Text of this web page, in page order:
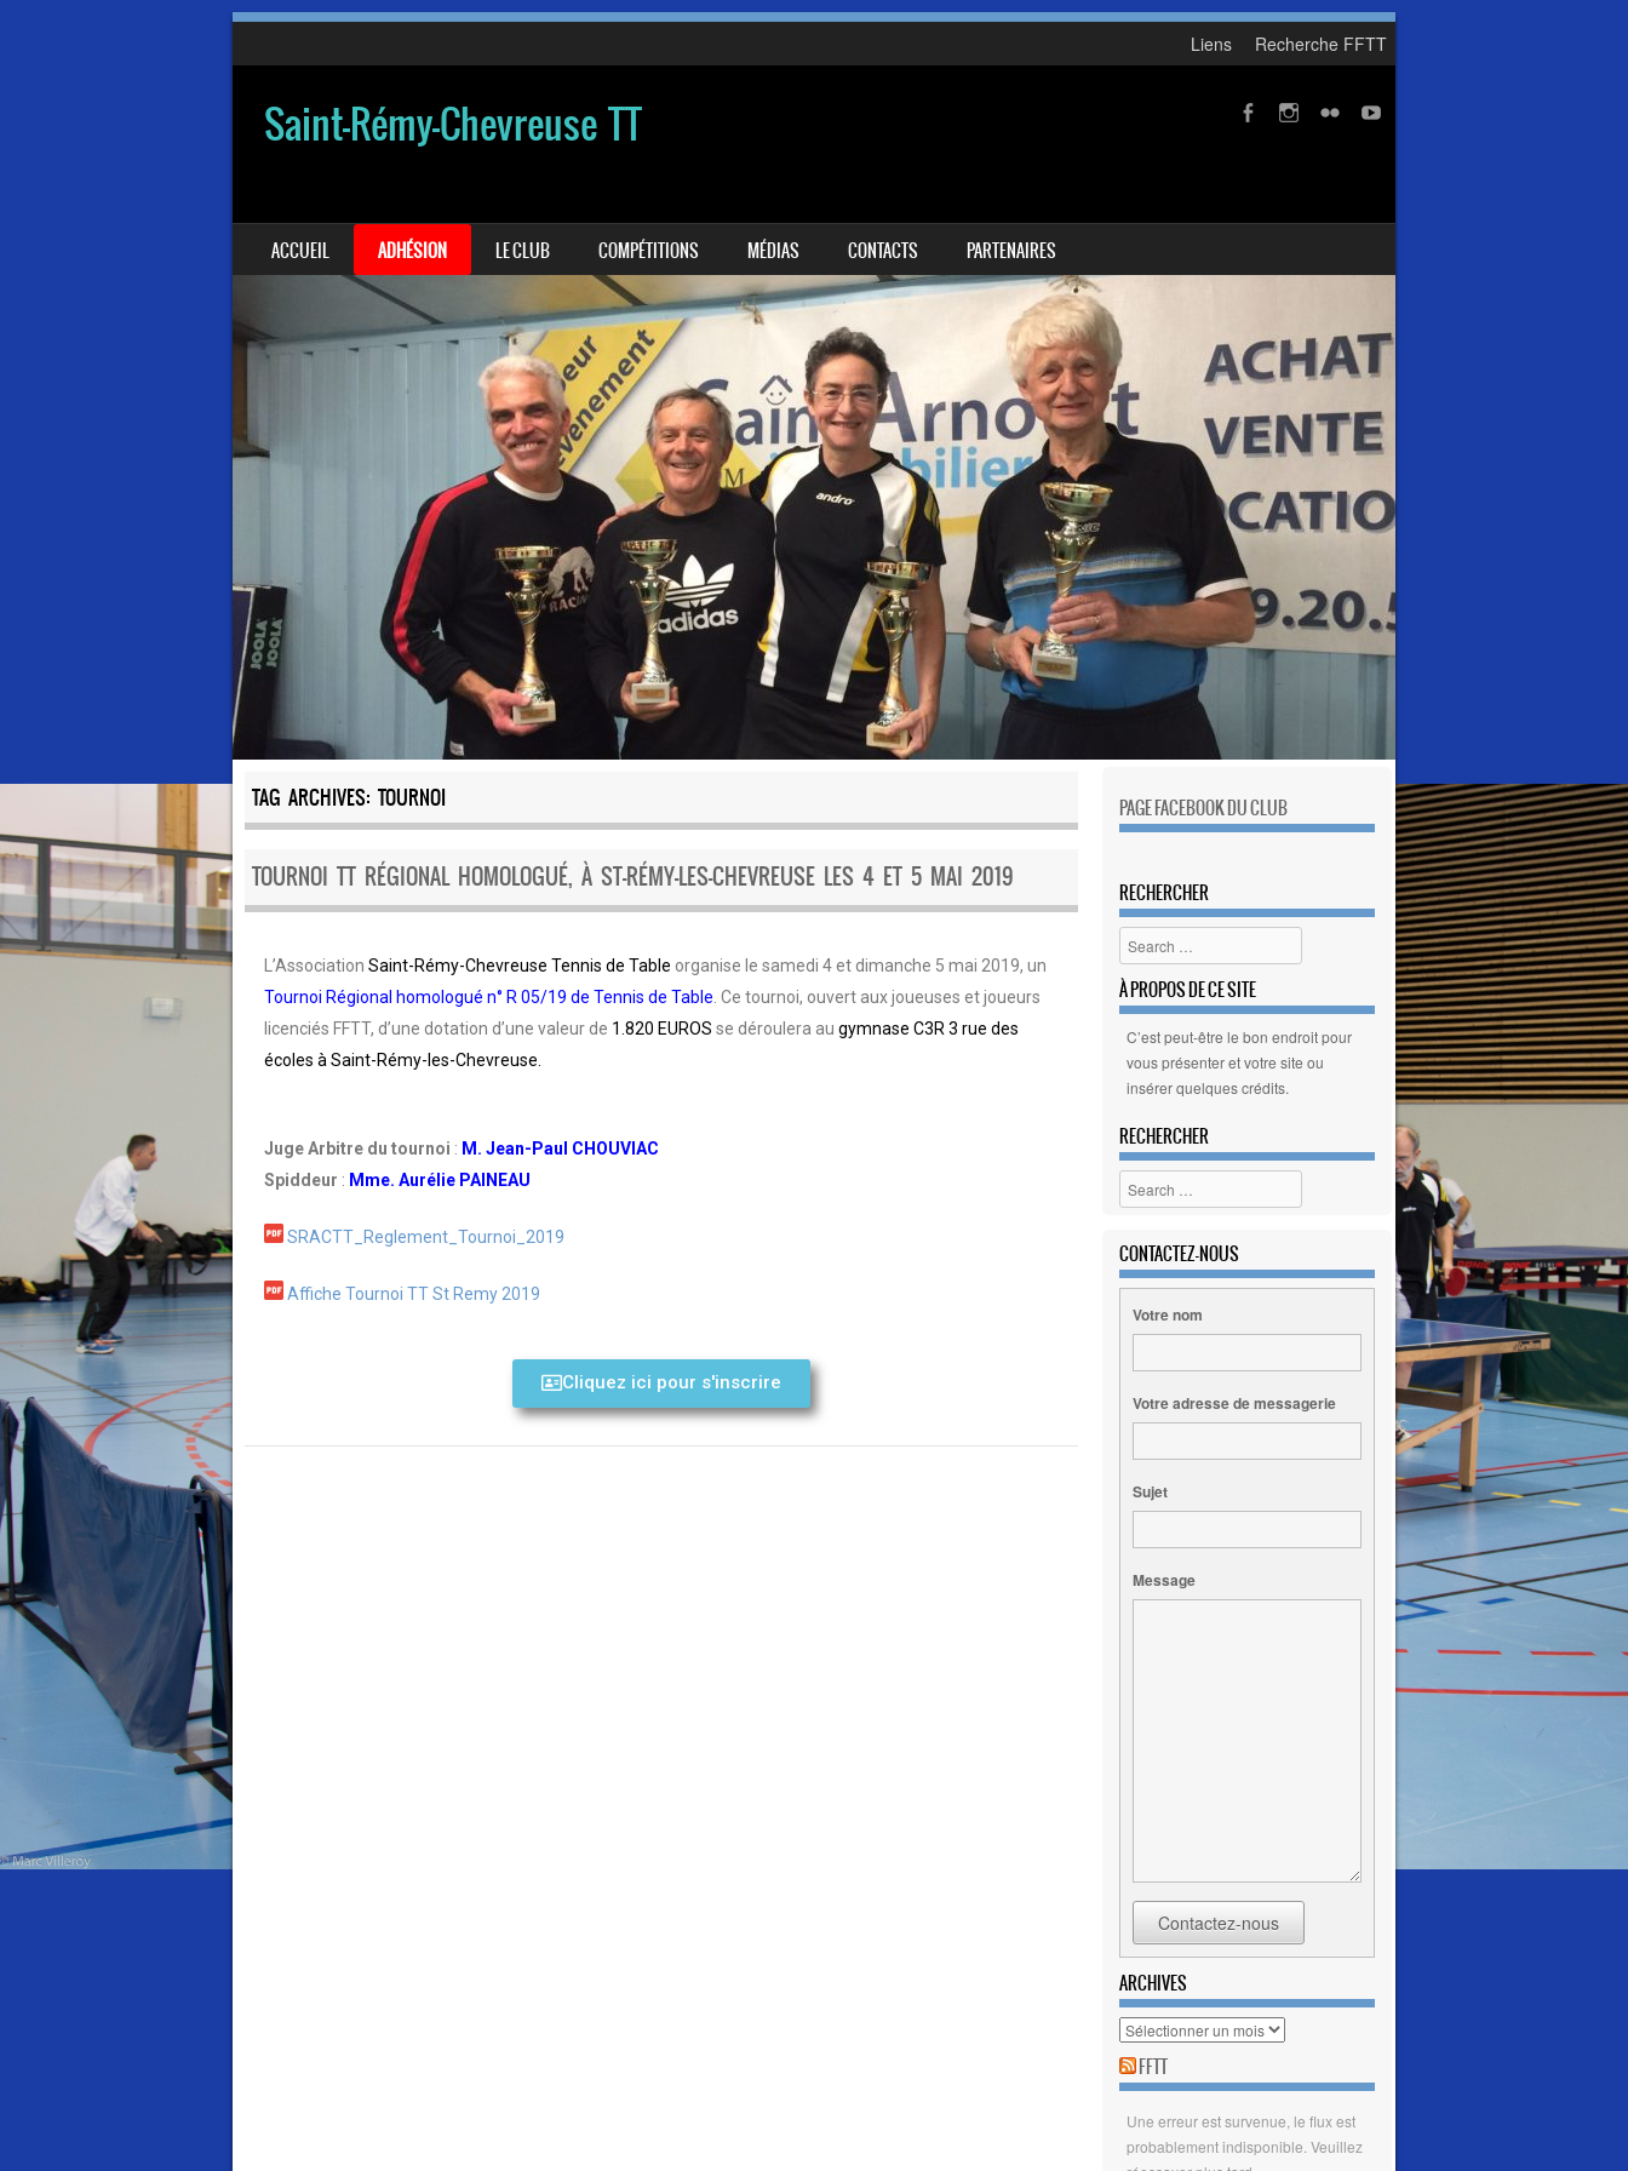
Liens Recherche FFTT
Saint-Rémy-Chevreuse TT
MENU
SKIP TO CONTENT
ACCUEIL ADHÉSION LE CLUB COMPÉTITIONS MÉDIAS CONTACTS PARTENAIRES
TAG ARCHIVES: TOURNOI
TOURNOI TT RÉGIONAL HOMOLOGUÉ, À ST-RÉMY-LES-CHEVREUSE LES 4 ET 5 MAI 2019
L’Association Saint-Rémy-Chevreuse Tennis de Table organise le samedi 4 et dimanche 5 mai 2019, un
Tournoi Régional homologué n° R 05/19 de Tennis de Table . Ce tournoi, ouvert aux joueuses et joueurs
licenciés FFTT, d’une dotation d’une valeur de 1.820 EUROS se déroulera au gymnase C3R 3 rue des
écoles à Saint-Rémy-les-Chevreuse.
Juge Arbitre du tournoi : M. Jean-Paul CHOUVIAC
Spiddeur : Mme. Aurélie PAINEAU
SRACTT_Reglement_Tournoi_2019
Affiche Tournoi TT St Remy 2019
Cliquez ici pour s'inscrire
PAGE FACEBOOK DU CLUB
RECHERCHER
Search
À PROPOS DE CE SITE
C’est peut-être le bon endroit pour
vous présenter et votre site ou
insérer quelques crédits.
RECHERCHER
Search
CONTACTEZ-NOUS
Votre nom
Votre adresse de messagerie
Sujet
Message
Contactez-nous
ARCHIVES
FFTT
Une erreur est survenue, le flux est
probablement indisponible. Veuillez